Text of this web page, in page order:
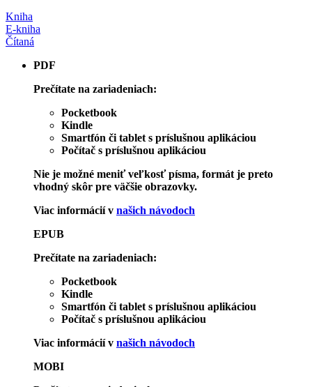
Kniha
E-kniha
Čítaná
PDF
Prečítate na zariadeniach:
Pocketbook
Kindle
Smartfón či tablet s príslušnou aplikáciou
Počítač s príslušnou aplikáciou
Nie je možné meniť veľkosť písma, formát je preto
vhodný skôr pre väčšie obrazovky.
Viac informácií v našich návodoch
EPUB
Prečítate na zariadeniach:
Pocketbook
Kindle
Smartfón či tablet s príslušnou aplikáciou
Počítač s príslušnou aplikáciou
Viac informácií v našich návodoch
MOBI